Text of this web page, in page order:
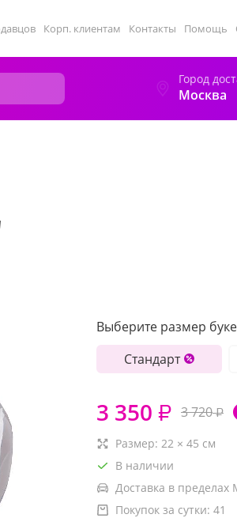
Корп. клиентам Контакты Помощь
Город
Москва
Выберите размер
Стандарт
3 350 ₽ 3 720₽
Размер: 22 × 45 см
В наличии
Доставка в
Покупок за сутки: 41